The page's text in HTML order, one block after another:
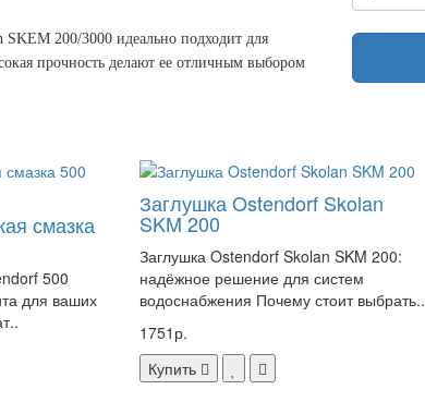
SKEM 200/3000 идеально подходит для
прочность делают ее отличным выбором
смазка
500
для ваших
Заглушка Ostendorf Skolan
SKM 200
Заглушка Ostendorf Skolan SKM 200:
надёжное решение для систем
водоснабжения Почему стоит выбрать..
1751р.
Купить